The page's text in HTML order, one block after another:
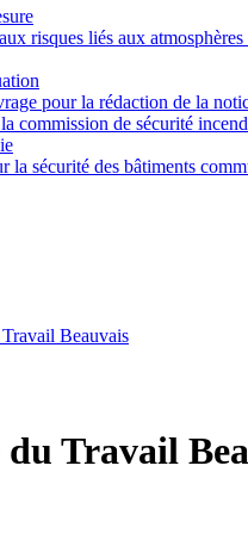
risques liés aux
pour la rédaction de la
commission de sécurité
la sécurité des bâtiments
Beauvais
du Travail